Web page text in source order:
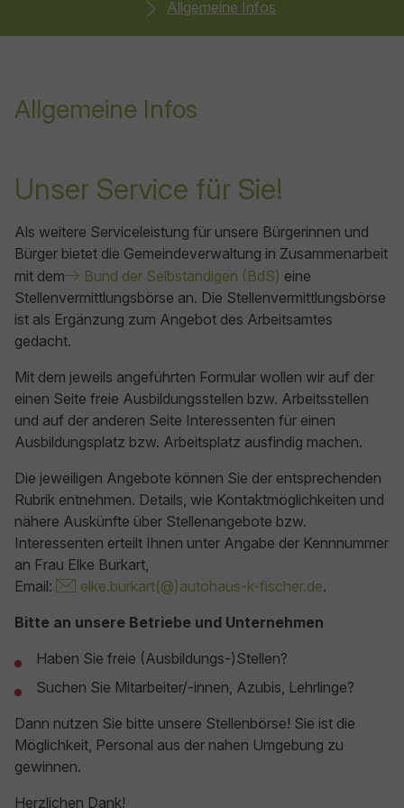
Allgemeine Infos
Allgemeine Infos
Unser Service für Sie!
Als weitere Serviceleistung für unsere Bürgerinnen und
Bürger bietet die Gemeindeverwaltung in Zusammenarbeit
mit dem
Bund der Selbständigen (BdS) eine
Stellenvermittlungsbörse an. Die Stellenvermittlungsbörse
ist als Ergänzung zum Angebot des Arbeitsamtes
gedacht.
Mit dem jeweils angeführten Formular wollen wir auf der
einen Seite freie Ausbildungsstellen bzw. Arbeitsstellen
und auf der anderen Seite Interessenten für einen
Ausbildungsplatz bzw. Arbeitsplatz ausfindig machen.
Die jeweiligen Angebote können Sie der entsprechenden
Rubrik entnehmen. Details, wie Kontaktmöglichkeiten und
nähere Auskünfte über Stellenangebote bzw.
Interessenten erteilt Ihnen unter Angabe der Kennnummer
an Frau Elke Burkart,
Email:
elke.burkart(@)autohaus-k-fischer.de.
Bitte an unsere Betriebe und Unternehmen
Haben Sie freie (Ausbildungs-)Stellen?
Suchen Sie Mitarbeiter/-innen, Azubis, Lehrlinge?
Dann nutzen Sie bitte unsere Stellenbörse! Sie ist die
Möglichkeit, Personal aus der nahen Umgebung zu
gewinnen.
Herzlichen Dank!